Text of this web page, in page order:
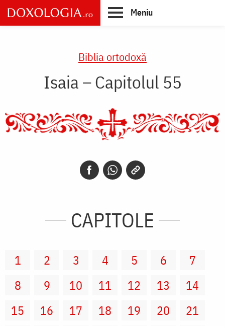
Skip
to
main
Meniu
Biblia ortodoxă
Isaia – Capitolul 55
CAPITOLE
1 2 3 4 5 6
7
8
9 10 11 12 13
14
15
16 17 18 19 20
21